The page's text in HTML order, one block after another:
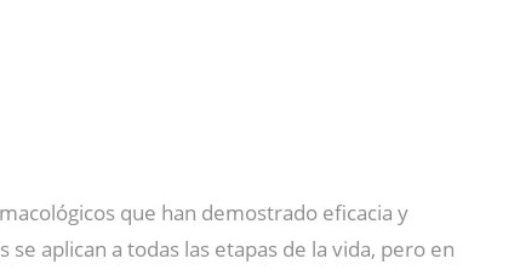
que han demostrado eficacia y
se aplican a todas las etapas de la vida, pero en